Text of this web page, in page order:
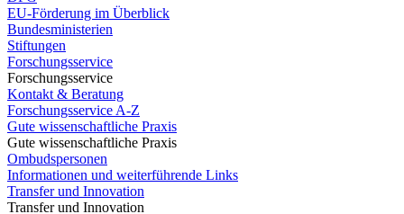
EU-Förderung im Überblick
Bundesministerien
Stiftungen
Forschungsservice
Forschungsservice
Kontakt & Beratung
Forschungsservice A-Z
Gute wissenschaftliche Praxis
Gute wissenschaftliche Praxis
Ombudspersonen
Informationen und weiterführende Links
Transfer und Innovation
Transfer und Innovation